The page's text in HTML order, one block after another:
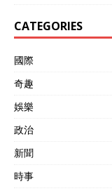
CATEGORIES
國際
奇趣
娛樂
政治
新聞
時事